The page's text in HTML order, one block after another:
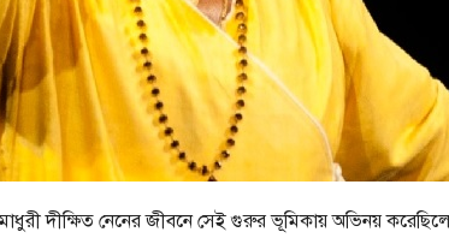
মাধুরী দীক্ষিত নেনের জীবনে সেই গুরুর ভূমিকায় অভিনয়